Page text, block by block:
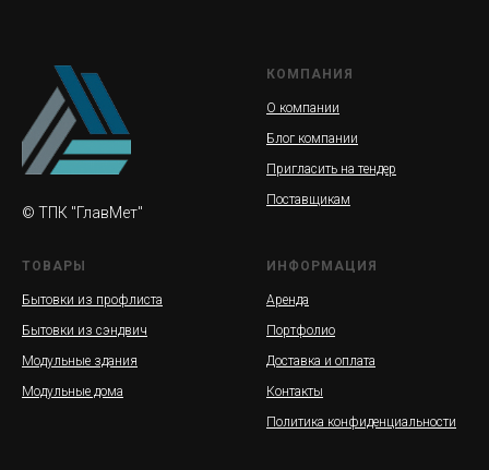
© ТПК "ГлавМет"
КОМПАНИЯ
О компании
Блог компании
Пригласить на тендер
Поставщикам
ТОВАРЫ
Бытовки из профлиста
Бытовки из сэндвич
Модульные здания
Модульные дома
ИНФОРМАЦИЯ
Аренда
Портфолио
Доставка и оплата
Контакты
Политика конфиденциальности